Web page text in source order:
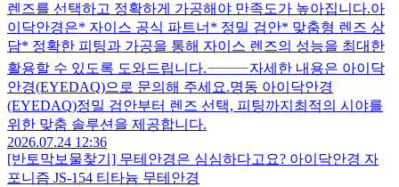
렌즈를 선택하고 정확하게 가공해야 만족도가 높아집니다.아
이닥안경은* 자이스 공식 파트너* 정밀 검안* 맞춤형 렌즈 상
담* 정확한 피팅과 가공을 통해 자이스 렌즈의 성능을 최대한
활용할 수 있도록 도와드립니다.⸻자세한 내용은 아이닥
안경(EYEDAQ)으로 문의해 주세요.명동 아이닥안경
(EYEDAQ)정밀 검안부터 렌즈 선택, 피팅까지최적의 시야를
위한 맞춤 솔루션을 제공합니다.
2026.07.24 12:36
[반토막보물찾기] 무테안경은 심심하다고요? 아이닥안경 자
포니즘 JS-154 티타늄 무테안경